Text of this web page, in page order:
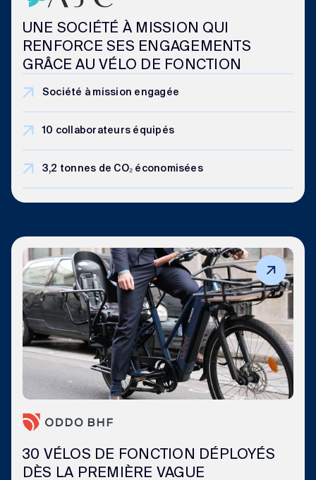
UNE SOCIÉTÉ À MISSION QUI
RENFORCE SES ENGAGEMENTS
GRÂCE AU VÉLO DE FONCTION
Société à mission engagée
10 collaborateurs équipés
3,2 tonnes de CO₂ économisées
30 VÉLOS DE FONCTION DÉPLOYÉS
DÈS LA PREMIÈRE VAGUE